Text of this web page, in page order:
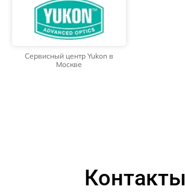
Сервисный центр Yukon в
Москве
Контакты